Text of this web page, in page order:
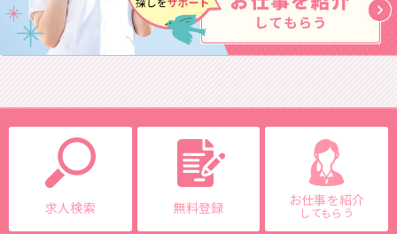
求人検索 無料登録 お仕事を紹介
してもらう